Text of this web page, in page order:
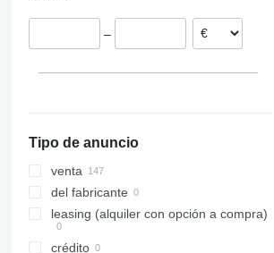
–
Tipo de anuncio
venta
del fabricante
leasing (alquiler con opción a compra)
crédito